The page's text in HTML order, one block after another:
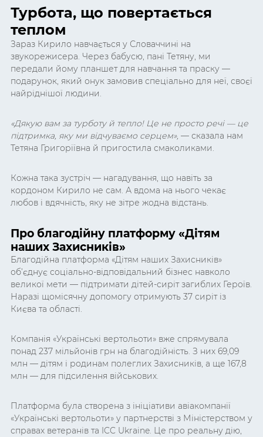
Турбота, що повертається
теплом
Зараз Кирило навчається у Словаччині на
звукорежисера. Через бабусю, пані Тетяну, ми
передали йому планшет для навчання та праску —
подарунок, який онук замовив спеціально для неї, своєї
найріднішої людини.
«Дякую вам за турботу й тепло! Це не просто речі — це
підтримка, яку ми відчуваємо серцем», — сказала нам
Тетяна Григоріївна й пригостила смаколиками.
Кожна така зустріч — нагадування, що навіть за
кордоном Кирило не сам. А вдома на нього чекає
любов і вдячність, яку не зітре жодна відстань.
Про благодійну платформу «Дітям
наших Захисників»
Благодійна платформа «Дітям наших Захисників»
об’єднує соціально-відповідальний бізнес навколо
великої мети — підтримати дітей-сиріт загиблих Героїв.
Наразі щомісячну допомогу отримують 37 сиріт із
Києва та області.
Компанія «Українські вертольоти» вже спрямувала
понад 237 мільйонів грн на благодійність. З них 69,09
млн — дітям і родинам полеглих Захисників, а ще 167,8
млн — для підсилення військових.
Платформа була створена з ініціативи авіакомпанії
«Українські вертольоти» у партнерстві з Міністерством у
справах ветеранів та ICC Ukraine. Це про реальну дію,